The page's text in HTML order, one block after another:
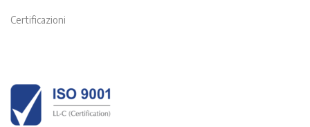
Certificazioni